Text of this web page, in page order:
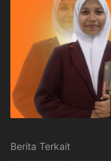
Berita Terkait